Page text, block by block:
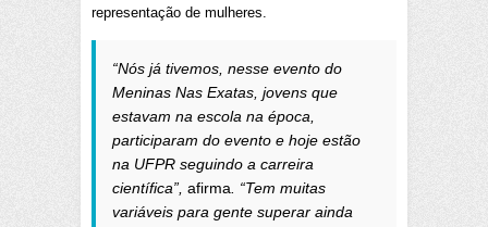
representação de mulheres.
“Nós já tivemos, nesse evento do
Meninas Nas Exatas, jovens que
estavam na escola na época,
participaram do evento e hoje estão
na UFPR seguindo a carreira
científica”, afirma . “Tem muitas
variáveis para gente superar ainda